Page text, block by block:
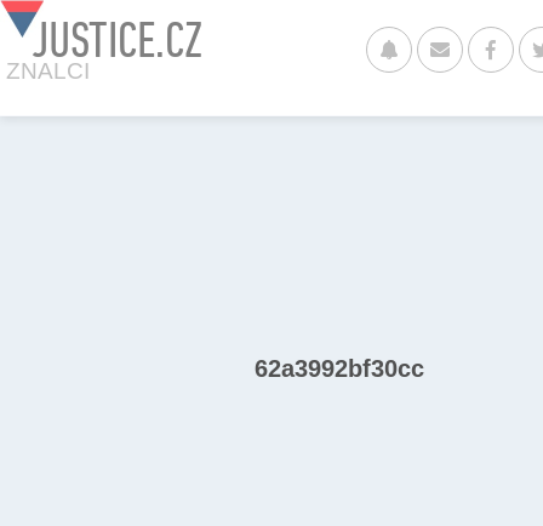
JUSTICE.CZ
ZNALCI
62a3992bf30cc